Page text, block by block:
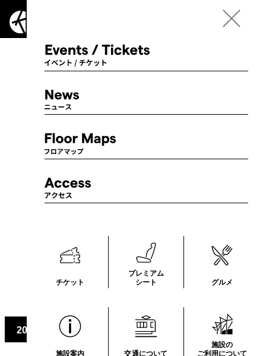
チケット
プレミアム
シート
グルメ
施設案内 交通について
施設の
ご利用について
2026 6.13 （土） （日）